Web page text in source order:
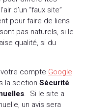
d’un “faux site”
pour faire de liens
pas naturels, si le
qualité, si du
compte Google
la section Sécurité
. Si le site a
un avis sera